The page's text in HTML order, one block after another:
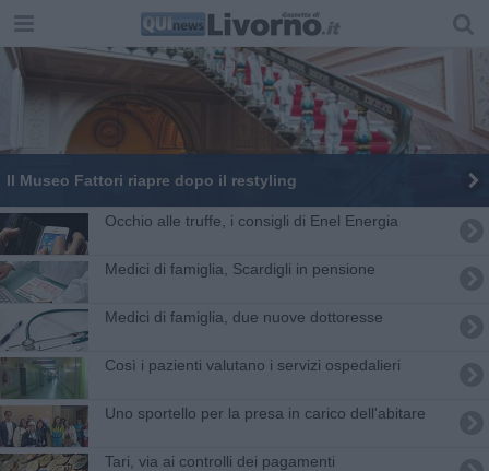
Il Museo Fattori riapre dopo il restyling
Occhio alle truffe, i consigli di Enel Energia
Medici di famiglia, Scardigli in pensione
Medici di famiglia, due nuove dottoresse
Così i pazienti valutano i servizi ospedalieri
Uno sportello per la presa in carico dell'abitare
Tari, via ai controlli dei pagamenti